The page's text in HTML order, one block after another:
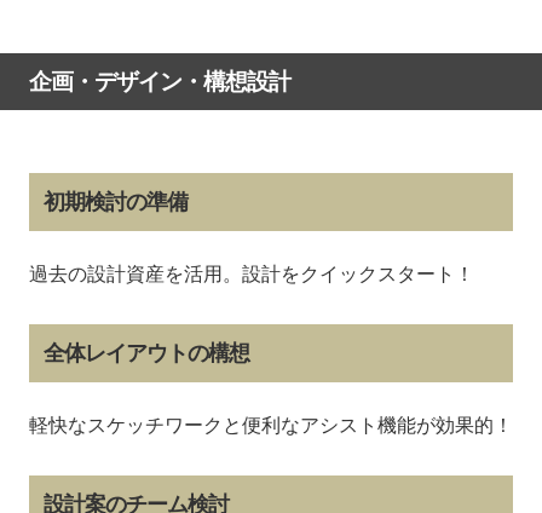
企画・デザイン・構想設計
初期検討の準備
過去の設計資産を活用。設計をクイックスタート！
全体レイアウトの構想
軽快なスケッチワークと便利なアシスト機能が効果的！
設計案のチーム検討